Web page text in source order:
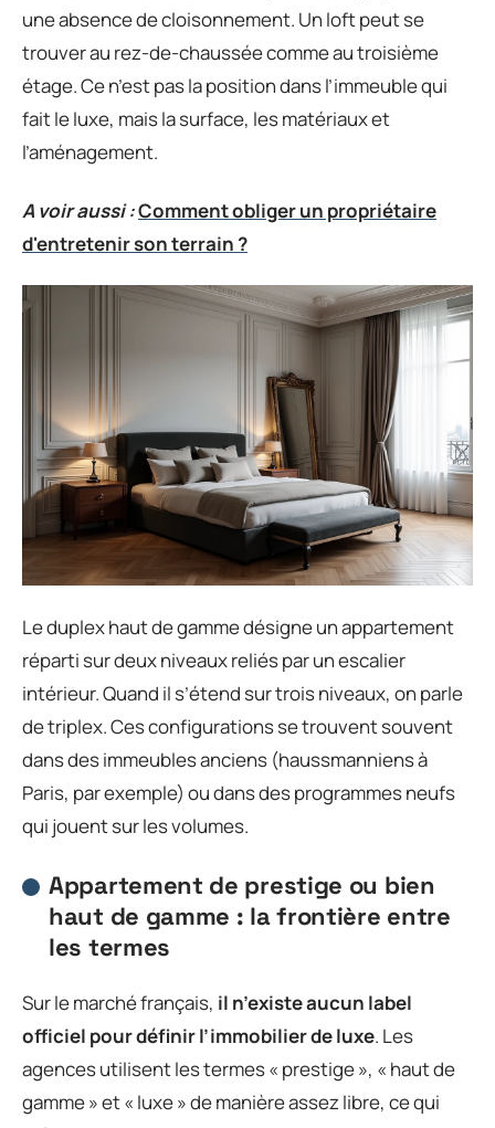
une absence de cloisonnement. Un loft peut se
trouver au rez-de-chaussée comme au troisième
étage. Ce n’est pas la position dans l’immeuble qui
fait le luxe, mais la surface, les matériaux et
l’aménagement.
A voir aussi :Comment obliger un propriétaire
d'entretenir son terrain ?
Le duplex haut de gamme désigne un appartement
réparti sur deux niveaux reliés par un escalier
intérieur. Quand il s’étend sur trois niveaux, on parle
de triplex. Ces configurations se trouvent souvent
dans des immeubles anciens (haussmanniens à
Paris, par exemple) ou dans des programmes neufs
qui jouent sur les volumes.
Appartement de prestige ou bien
haut de gamme : la frontière entre
les termes
Sur le marché français, il n’existe aucun label
officiel pour définir l’immobilier de luxe. Les
agences utilisent les termes « prestige », « haut de
gamme » et « luxe » de manière assez libre, ce qui